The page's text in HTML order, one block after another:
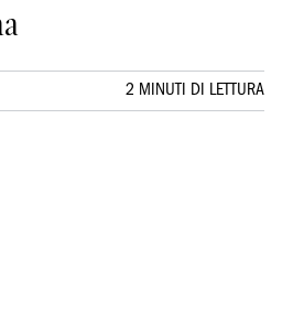
2 MINUTI DI LETTURA